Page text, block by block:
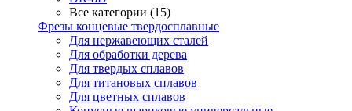
Все категории (15)
Фрезы концевые твердосплавные
Для нержавеющих сталей
Для обработки дерева
Для твердых сплавов
Для титановых сплавов
Для цветных сплавов